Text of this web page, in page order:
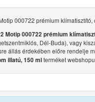
000722 prémium
Motip 000722 prémium
Dél-Buda), vagy
állás érdekében előre rendelje
illatú, 150 mlterméket